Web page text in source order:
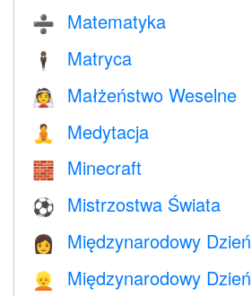
➗ Matematyka
🕴️ Matryca
👰 Małżeństwo Weselne
🧘 Medytacja
🧱 Minecraft
⚽ Mistrzostwa Świata
👩 Międzynarodowy
👱 Międzynarodowy